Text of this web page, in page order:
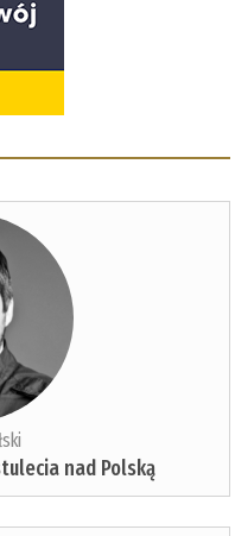
nad Polską